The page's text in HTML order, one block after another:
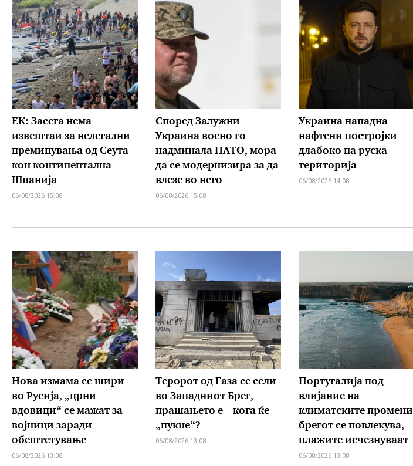
ЕК: Засега нема
извештаи за нелегални
преминувања од Сеута
кон континентална
Шпанија
06/08/2026 15:08
Според Залужни
Украина воено го
надминала НАТО, мора
да се модернизира за да
влезе во него
06/08/2026 15:08
Украина нападна
нафтени постројки
длабоко на руска
територија
06/08/2026 14:08
Нова измама се шири
во Русија, „црни
вдовици“ се мажат за
војници заради
обештетување
06/08/2026 13:08
Теророт од Газа се сели
во Западниот Брег,
прашањето е – кога ќе
„пукне“?
06/08/2026 13:08
Португалија под
влијание на
климатските
брегот се повлекува,
плажите исчезнуваат
06/08/2026 13:08